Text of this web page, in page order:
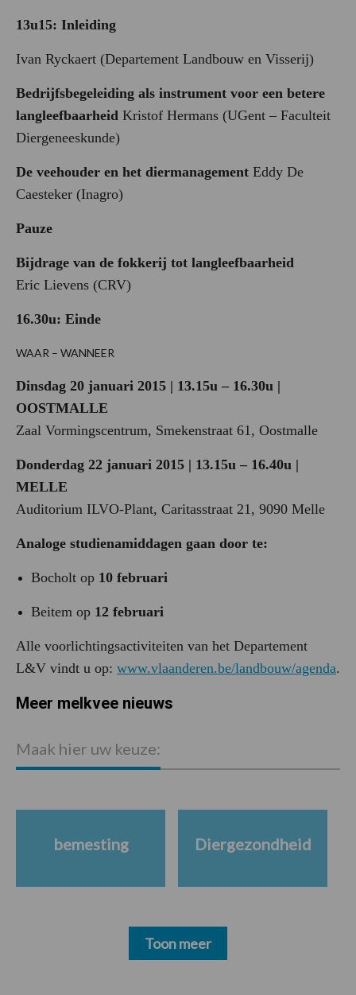
13u15: Inleiding
Ivan Ryckaert (Departement Landbouw en Visserij)
Bedrijfsbegeleiding als instrument voor een betere
langleefbaarheid Kristof Hermans (UGent – Faculteit
Diergeneeskunde)
De veehouder en het diermanagement Eddy De
Caesteker (Inagro)
Pauze
Bijdrage van de fokkerij tot langleefbaarheid
Eric Lievens (CRV)
16.30u: Einde
WAAR – WANNEER
Dinsdag 20 januari 2015 | 13.15u – 16.30u |
OOSTMALLE
Zaal Vormingscentrum, Smekenstraat 61, Oostmalle
Donderdag 22 januari 2015 | 13.15u – 16.40u |
MELLE
Auditorium ILVO-Plant, Caritasstraat 21, 9090 Melle
Analoge studienamiddagen gaan door te:
Bocholt op 10 februari
Beitem op 12 februari
Alle voorlichtingsactiviteiten van het Departement
L&V vindt u op: www.vlaanderen.be/landbouw/agenda.
Meer melkvee nieuws
Maak hier uw keuze:
bemesting Diergezondheid
Toon meer